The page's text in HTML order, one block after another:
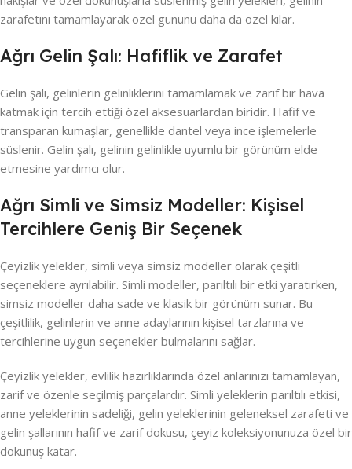
zarafetini tamamlayarak özel gününü daha da özel kılar.
Ağrı Gelin Şalı: Hafiflik ve Zarafet
Gelin şalı, gelinlerin gelinliklerini tamamlamak ve zarif bir hava
katmak için tercih ettiği özel aksesuarlardan biridir. Hafif ve
transparan kumaşlar, genellikle dantel veya ince işlemelerle
süslenir. Gelin şalı, gelinin gelinlikle uyumlu bir görünüm elde
etmesine yardımcı olur.
Ağrı Simli ve Simsiz Modeller: Kişisel
Tercihlere Geniş Bir Seçenek
Çeyizlik yelekler, simli veya simsiz modeller olarak çeşitli
seçeneklere ayrılabilir. Simli modeller, parıltılı bir etki yaratırken,
simsiz modeller daha sade ve klasik bir görünüm sunar. Bu
çeşitlilik, gelinlerin ve anne adaylarının kişisel tarzlarına ve
tercihlerine uygun seçenekler bulmalarını sağlar.
Çeyizlik yelekler, evlilik hazırlıklarında özel anlarınızı tamamlayan,
zarif ve özenle seçilmiş parçalardır. Simli yeleklerin parıltılı etkisi,
anne yeleklerinin sadeliği, gelin yeleklerinin geleneksel zarafeti ve
gelin şallarının hafif ve zarif dokusu, çeyiz koleksiyonunuza özel bir
dokunuş katar.